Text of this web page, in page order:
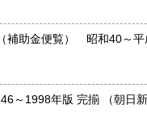
600円 大分県
600円
り扱いは終了致しました。
ご注文いただいた分につ
随時発送させていただきま
しくお願い申し上げます。
鉄 ◇南北線◇三田線 ◇千
大前◎ 白山 ◎根津駅 各徒
助金便覧） 昭和40～平成14
朝日年鑑 1946～1998年